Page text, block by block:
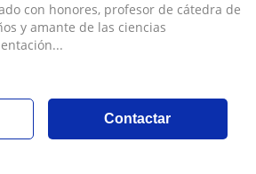
con honores, profesor de cátedra de
y amante de las ciencias
Contactar